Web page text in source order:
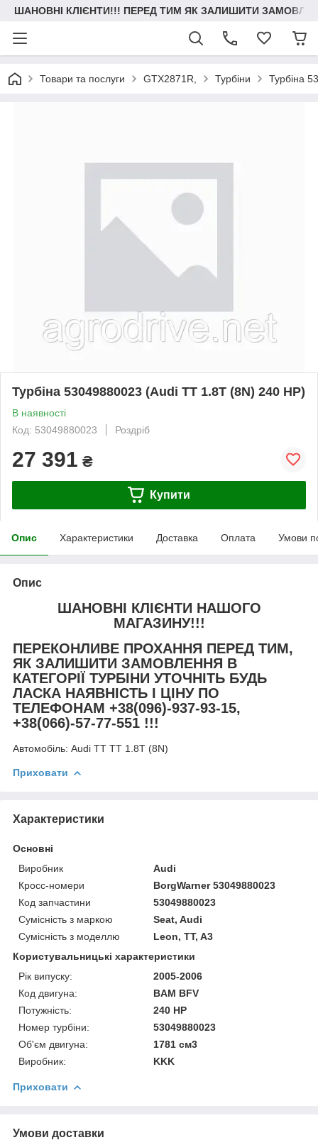
ШАНОВНІ КЛІЄНТИ!!! ПЕРЕД ТИМ ЯК ЗАЛИШИТИ
Товари та послуги GTX2871R, Турбіни Турбіна
Турбіна 53049880023 (Audi TT 1.8T (8N) 240 HP)
В наявності
Код: 53049880023
Роздріб
27 391 ₴
Купити
Опис Характеристики Доставка Оплата Умови
Опис
ШАНОВНІ КЛІЄНТИ НАШОГО
МАГАЗИНУ!!!
ПЕРЕКОНЛИВЕ ПРОХАННЯ ПЕРЕД ТИМ,
ЯК ЗАЛИШИТИ ЗАМОВЛЕННЯ В
КАТЕГОРІЇ ТУРБІНИ УТОЧНІТЬ БУДЬ
ЛАСКА НАЯВНІСТЬ І ЦІНУ ПО
ТЕЛЕФОНАМ +38(096)-937-93-15,
+38(066)-57-77-551 !!!
Автомобіль: Audi TT TT 1.8T (8N)
Приховати
Характеристики
Основні
Виробник
Audi
Кросс-номери
BorgWarner 53049880023
Код запчастини
53049880023
Сумісність з маркою
Seat, Audi
Сумісність з моделлю
Leon, TT, A3
Користувальницькі характеристики
Рік випуску:
2005-2006
Код двигуна:
BAM BFV
Потужність:
240 HP
Номер турбіни:
53049880023
Об'єм двигуна:
1781 см3
Виробник:
KKK
Приховати
Умови доставки